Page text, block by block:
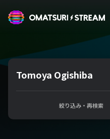
Tomoya Ogishiba
絞り込み・再検索